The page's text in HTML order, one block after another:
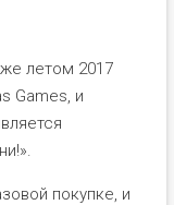
летом 2017
Games, и
покупке, и